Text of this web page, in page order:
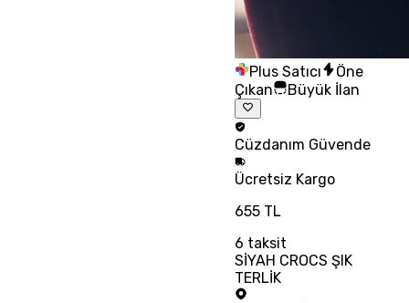
Plus Satıcı
Öne
Çıkan
Büyük İlan
Cüzdanım Güvende
Ücretsiz Kargo
655 TL
6 taksit
SİYAH CROCS ŞIK
TERLİK